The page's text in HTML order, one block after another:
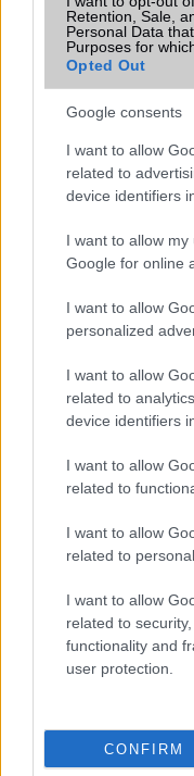
Retention, Sale,
Personal Data
Purposes for
Opted Out
Google consents
I want to allow
related to
device identifiers
I want to allow
Google for online
I want to allow
personalized
I want to allow
related to
device identifiers
I want to allow
related to
I want to allow
related to
I want to allow
related to
functionality and
user protection.
CONFIRM
Keressen a telefonboltok
Márka :
HÍRLEVÉL
Elfogadom az
webhelyet a reCAPTCHA
Korábbi hírlevelek